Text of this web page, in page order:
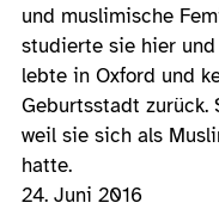
und muslimische
studierte sie hier
lebte in Oxford und
Geburtsstadt zurück.
weil sie sich als
hatte.
24. Juni 2016